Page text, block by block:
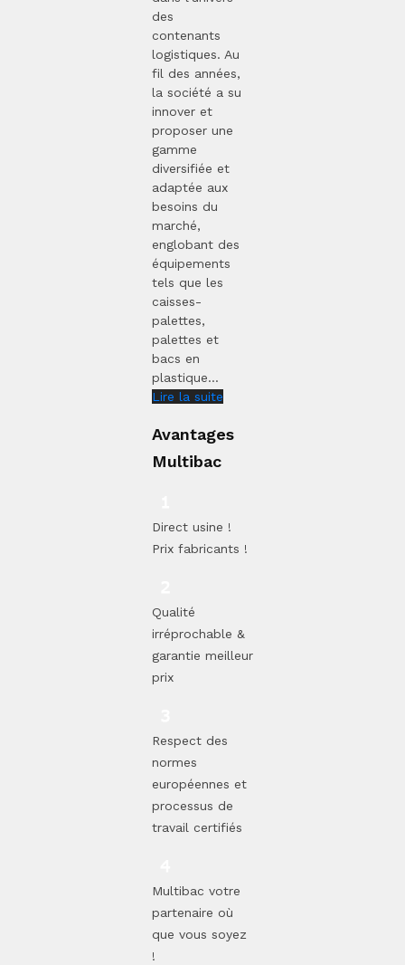
des
contenants
logistiques. Au
fil des années,
la société a su
innover et
proposer une
gamme
diversifiée et
adaptée aux
besoins du
marché,
englobant des
équipements
tels que les
caisses-
palettes,
palettes et
bacs en
plastique...
Lire la suite
Avantages
Multibac
Direct usine !
Prix fabricants !
Qualité
irréprochable &
garantie meilleur
prix
Respect des
normes
européennes et
processus de
travail certifiés
Multibac votre
partenaire où
que vous soyez
!